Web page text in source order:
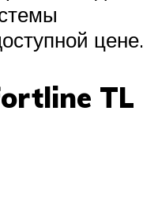
цене.
TL